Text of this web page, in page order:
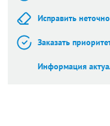
Исправить
Заказать
Информация